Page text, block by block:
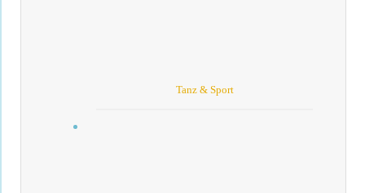
Tanz & Sport